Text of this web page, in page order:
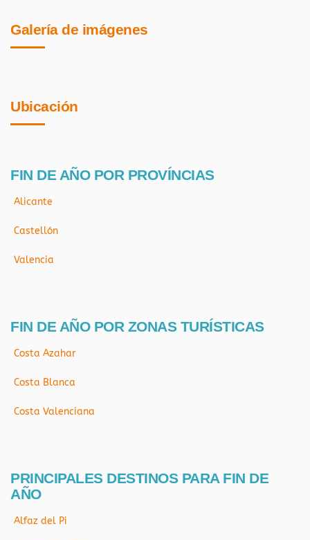
Galería de imágenes
Ubicación
FIN DE AÑO POR PROVÍNCIAS
Alicante
Castellón
Valencia
FIN DE AÑO POR ZONAS TURÍSTICAS
Costa Azahar
Costa Blanca
Costa Valenciana
PRINCIPALES DESTINOS PARA FIN DE
AÑO
Alfaz del Pi